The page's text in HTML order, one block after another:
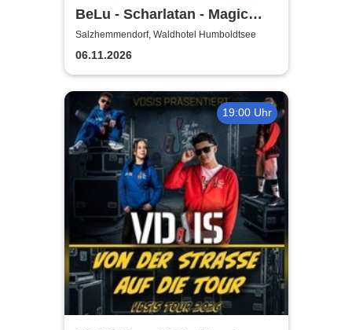
BeLu - Scharlatan - Magic
Comedy Dinner
Salzhemmendorf, Waldhotel Humboldtsee
06.11.2026
19:00 Uhr